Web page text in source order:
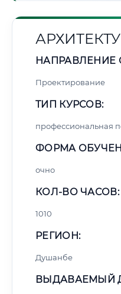
НАПРАВЛЕНИЕ
Проектирование
ТИП КУРСОВ:
профессиональная
ФОРМА
очно
КОЛ-ВО ЧАСОВ:
1010
РЕГИОН:
Душанбе
ВЫДАВАЕМЫЙ